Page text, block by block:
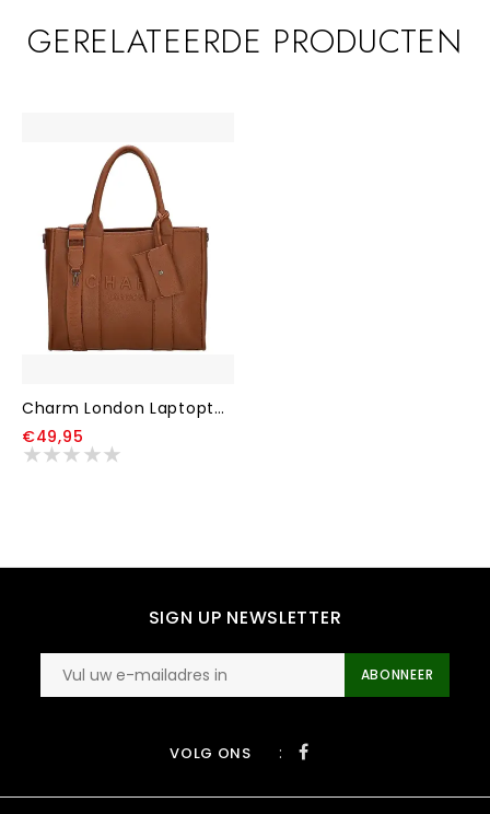
GERELATEERDE PRODUCTEN
Charm London Laptoptas Bond 006 Bruin
€49,95
SIGN UP NEWSLETTER
ABONNEER
VOLG ONS :